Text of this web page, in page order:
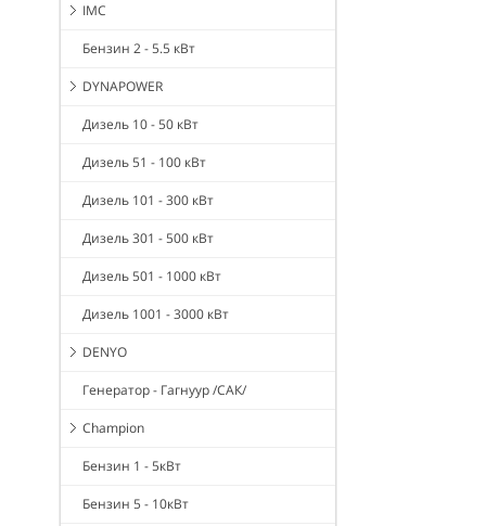
IMC
Бензин 2 - 5.5 кВт
DYNAPOWER
Дизель 10 - 50 кВт
Дизель 51 - 100 кВт
Дизель 101 - 300 кВт
Дизель 301 - 500 кВт
Дизель 501 - 1000 кВт
Дизель 1001 - 3000 кВт
DENYO
Генератор - Гагнуур /САК/
Champion
Бензин 1 - 5кВт
Бензин 5 - 10кВт